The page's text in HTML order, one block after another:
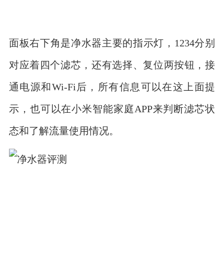
面板右下角是净水器主要的指示灯，1234分别
对应着四个滤芯，还有选择、复位两按钮，接
通电源和Wi-Fi后，所有信息可以在这上面提
示，也可以在小米智能家庭APP来判断滤芯状
态和了解流量使用情况。